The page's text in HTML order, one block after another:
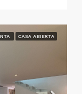
CASA ABIERTA